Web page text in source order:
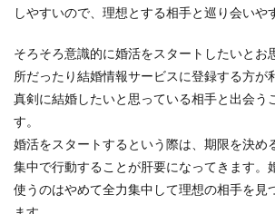
しやすいので、理想とする相手と巡り会いや
そろそろ意識的に婚活をスタートしたいとお
所だったり結婚情報サービスに登録する方が
真剣に結婚したいと思っている相手と出会う
す。
婚活をスタートするという際は、期限を決め
集中で行動することが肝要になってきます。
使うのはやめて全力集中して理想の相手を見